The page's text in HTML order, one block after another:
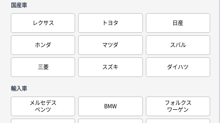
国産車
レクサス トヨタ 日産
ホンダ マツダ スバル
三菱 スズキ ダイハツ
輸入車
メルセデス
ベンツ
BMW
フォルクス
ワーゲン